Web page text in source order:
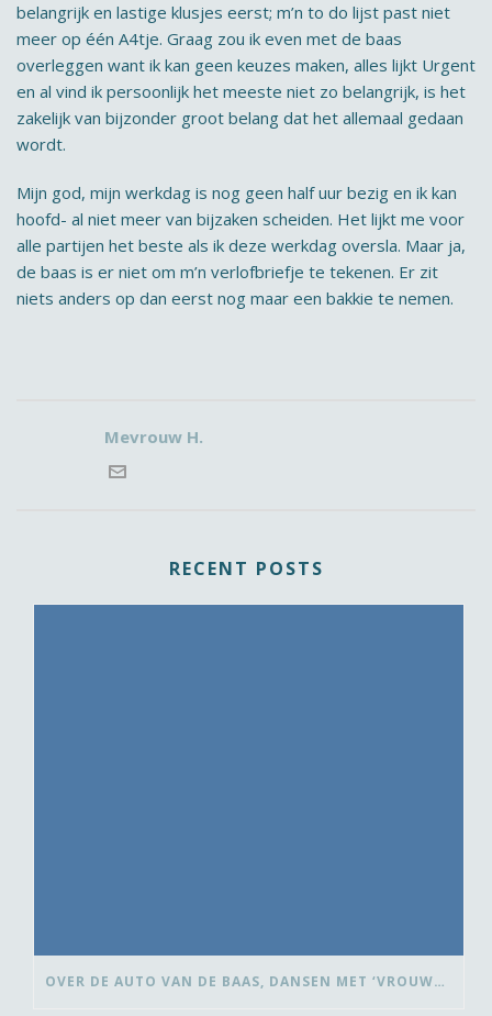
belangrijk en lastige klusjes eerst; m’n to do lijst past niet
meer op één A4tje. Graag zou ik even met de baas
overleggen want ik kan geen keuzes maken, alles lijkt Urgent
en al vind ik persoonlijk het meeste niet zo belangrijk, is het
zakelijk van bijzonder groot belang dat het allemaal gedaan
wordt.
Mijn god, mijn werkdag is nog geen half uur bezig en ik kan
hoofd- al niet meer van bijzaken scheiden. Het lijkt me voor
alle partijen het beste als ik deze werkdag oversla. Maar ja,
de baas is er niet om m’n verlofbriefje te tekenen. Er zit
niets anders op dan eerst nog maar een bakkie te nemen.
Mevrouw H.
RECENT POSTS
OVER DE AUTO VAN DE BAAS, DANSEN MET ‘VROUWEN VAN’ EN BEDANK-BLOMMEN